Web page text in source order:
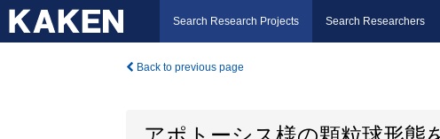
Search Research Projects Search Researchers
Back to previous page